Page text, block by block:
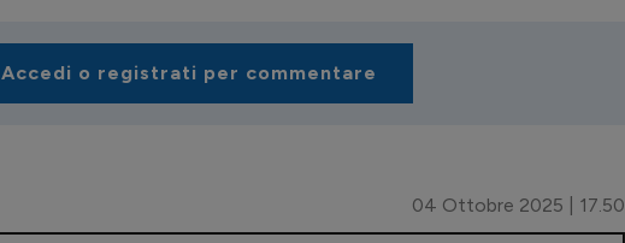
Accedi o registrati per commentare
04 Ottobre 2025 | 17.50